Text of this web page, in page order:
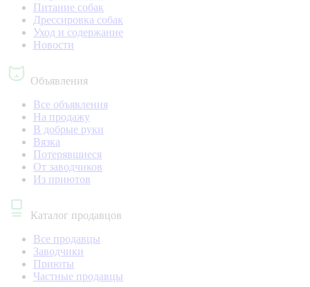
Питание собак
Дрессировка собак
Уход и содержание
Новости
Объявления
Все объявления
На продажу
В добрые руки
Вязка
Потерявшиеся
От заводчиков
Из приютов
Каталог продавцов
Все продавцы
Заводчики
Приюты
Частные продавцы